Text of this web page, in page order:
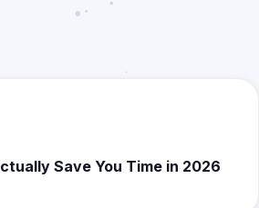
Save You Time in 2026